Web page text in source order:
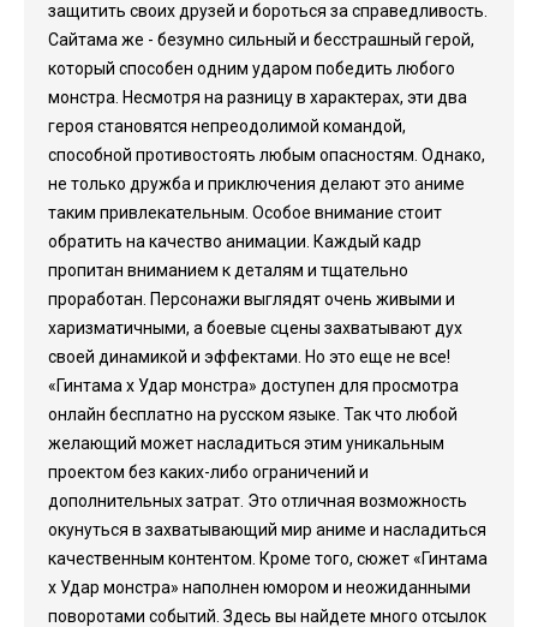
защитить своих друзей и бороться за справедливость.
Сайтама же - безумно сильный и бесстрашный герой,
который способен одним ударом победить любого
монстра. Несмотря на разницу в характерах, эти два
героя становятся непреодолимой командой,
способной противостоять любым опасностям. Однако,
не только дружба и приключения делают это аниме
таким привлекательным. Особое внимание стоит
обратить на качество анимации. Каждый кадр
пропитан вниманием к деталям и тщательно
проработан. Персонажи выглядят очень живыми и
харизматичными, а боевые сцены захватывают дух
своей динамикой и эффектами. Но это еще не все!
«Гинтама x Удар монстра» доступен для просмотра
онлайн бесплатно на русском языке. Так что любой
желающий может насладиться этим уникальным
проектом без каких-либо ограничений и
дополнительных затрат. Это отличная возможность
окунуться в захватывающий мир аниме и насладиться
качественным контентом. Кроме того, сюжет «Гинтама
x Удар монстра» наполнен юмором и неожиданными
поворотами событий. Здесь вы найдете много отсылок